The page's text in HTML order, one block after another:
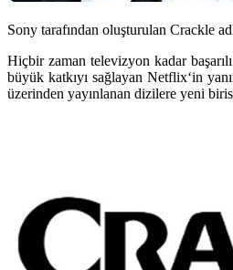
Sony tarafından oluşturulan Crackle
Hiçbir zaman televizyon kadar
büyük katkıyı sağlayan Netflix‘in
üzerinden yayınlanan dizilere yeni